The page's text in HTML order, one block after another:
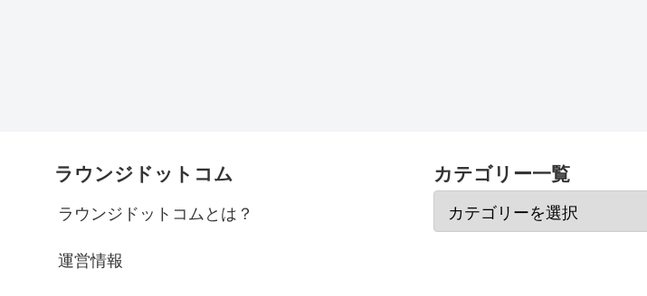
ラウンジドットコム
ラウンジドットコムとは？
運営情報
カテゴリー一覧